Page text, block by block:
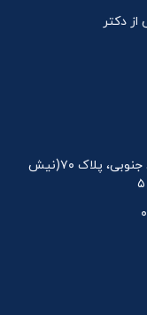
دکتر
تهران، بلوار اندرزگو، نبش خیابان عبداللهی جنوبی، پلاک ۷۰(نیش